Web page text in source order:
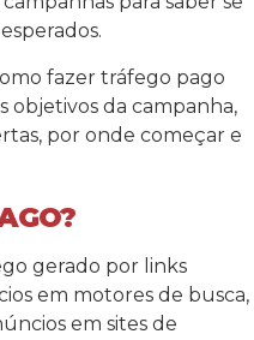
fazer tráfego pago
objetivos da campanha,
por onde começar e
gerado por links
em motores de busca,
em sites de